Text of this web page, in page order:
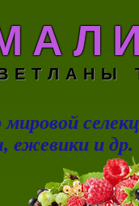
ежевики и др.